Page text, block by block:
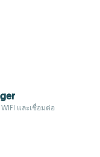
และเชื่อมต่อ